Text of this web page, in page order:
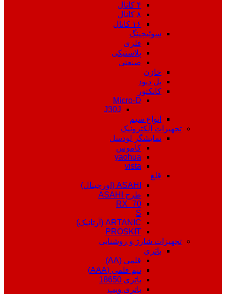
۴ کانال
۸ کانال
۱۶ کانال
سوئیچینگ
فلزی
پلاستیکی
صنعتی
خازن
پل دیود
کانکتور
Micro-D
J30J
انواع سیم
تجهیزات الکترونیک
نمایشگر لودسل
کاموس
yaohua
vista
قلع
ASAHI (اورجینال)
طرح ASAHI
RX_70
S
ARTANIC (آرتانیک)
PROSKIT
تجهیزات شارژ و روشنایی
باتری
قلمی (AA)
نیم قلمی (AAA)
باتری 18650
باتری ویپ